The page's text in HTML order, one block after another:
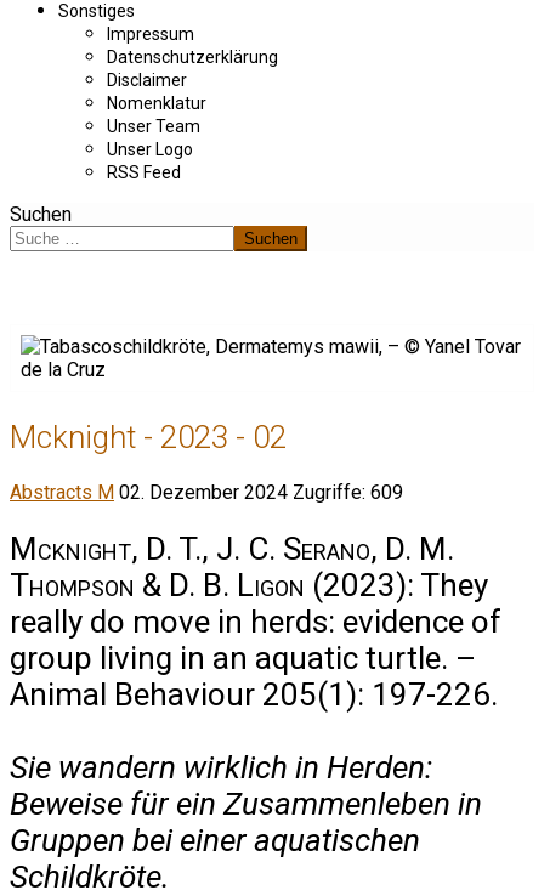
Sonstiges
Impressum
Datenschutzerklärung
Disclaimer
Nomenklatur
Unser Team
Unser Logo
RSS Feed
Suchen
Suchen
Mcknight - 2023 - 02
Abstracts M 02. Dezember 2024 Zugriffe: 609
Mcknight, D. T., J. C. Serano, D. M.
Thompson & D. B. Ligon (2023): They
really do move in herds: evidence of
group living in an aquatic turtle. –
Animal Behaviour 205(1): 197-226.
Sie wandern wirklich in Herden:
Beweise für ein Zusammenleben in
Gruppen bei einer aquatischen
Schildkröte.